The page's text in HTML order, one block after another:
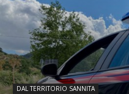
DAL TERRITORIO SANNITA